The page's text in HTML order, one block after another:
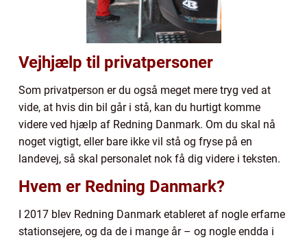
Vejhjælp til privatpersoner
Som privatperson er du også meget mere tryg ved at
vide, at hvis din bil går i stå, kan du hurtigt komme
videre ved hjælp af Redning Danmark. Om du skal nå
noget vigtigt, eller bare ikke vil stå og fryse på en
landevej, så skal personalet nok få dig videre i teksten.
Hvem er Redning Danmark?
I 2017 blev Redning Danmark etableret af nogle erfarne
stationsejere, og da de i mange år – og nogle endda i